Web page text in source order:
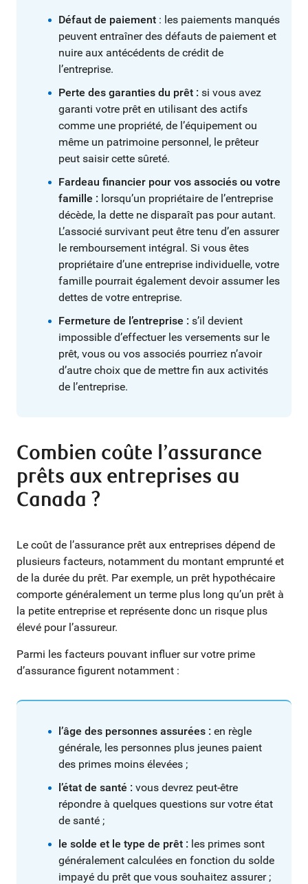
Défaut de paiement : les paiements manqués
peuvent entraîner des défauts de paiement et
nuire aux antécédents de crédit de
l’entreprise.
Perte des garanties du prêt : si vous avez
garanti votre prêt en utilisant des actifs
comme une propriété, de l’équipement ou
même un patrimoine personnel, le prêteur
peut saisir cette sûreté.
Fardeau financier pour vos associés ou votre
famille : lorsqu’un propriétaire de l’entreprise
décède, la dette ne disparaît pas pour autant.
L’associé survivant peut être tenu d’en assurer
le remboursement intégral. Si vous êtes
propriétaire d’une entreprise individuelle, votre
famille pourrait également devoir assumer les
dettes de votre entreprise.
Fermeture de l’entreprise : s’il devient
impossible d’effectuer les versements sur le
prêt, vous ou vos associés pourriez n’avoir
d’autre choix que de mettre fin aux activités
de l’entreprise.
Combien coûte l’assurance
prêts aux entreprises au
Canada ?
Le coût de l’assurance prêt aux entreprises dépend de
plusieurs facteurs, notamment du montant emprunté et
de la durée du prêt. Par exemple, un prêt hypothécaire
comporte généralement un terme plus long qu’un prêt à
la petite entreprise et représente donc un risque plus
élevé pour l’assureur.
Parmi les facteurs pouvant influer sur votre prime
d’assurance figurent notamment :
l’âge des personnes assurées : en règle
générale, les personnes plus jeunes paient
des primes moins élevées ;
l’état de santé : vous devrez peut-être
répondre à quelques questions sur votre état
de santé ;
le solde et le type de prêt : les primes sont
généralement calculées en fonction du solde
impayé du prêt que vous souhaitez assurer ;